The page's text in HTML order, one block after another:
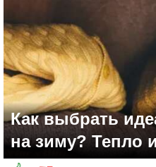
Как выбрать
на зиму? Тепло